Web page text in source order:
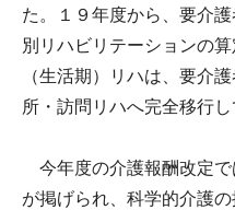
た。１９年度から、要介
別リハビリテーションの
（生活期）リハは、要介
所・訪問リハへ完全移行し
今年度の介護報酬改定で
が掲げられ、科学的介護